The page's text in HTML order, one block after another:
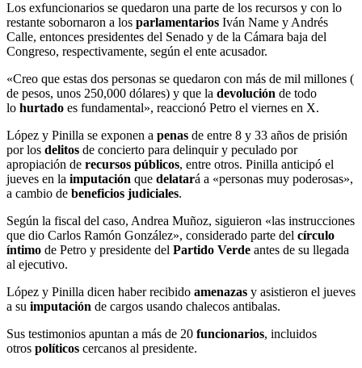
Los exfuncionarios se quedaron una parte de los recursos y con lo
restante sobornaron a los parlamentarios Iván Name y Andrés
Calle, entonces presidentes del Senado y de la Cámara baja del
Congreso, respectivamente, según el ente acusador.
«Creo que estas dos personas se quedaron con más de mil millones (
de pesos, unos 250,000 dólares) y que la devolución de todo
lo hurtado es fundamental», reaccionó Petro el viernes en X.
López y Pinilla se exponen a penas de entre 8 y 33 años de prisión
por los delitos de concierto para delinquir y peculado por
apropiación de recursos públicos, entre otros. Pinilla anticipó el
jueves en la imputación que delatará a «personas muy poderosas»,
a cambio de beneficios judiciales.
Según la fiscal del caso, Andrea Muñoz, siguieron «las instrucciones
que dio Carlos Ramón González», considerado parte del círculo
íntimo de Petro y presidente del Partido Verde antes de su llegada
al ejecutivo.
López y Pinilla dicen haber recibido amenazas y asistieron el jueves
a su imputación de cargos usando chalecos antibalas.
Sus testimonios apuntan a más de 20 funcionarios, incluidos
otros políticos cercanos al presidente.